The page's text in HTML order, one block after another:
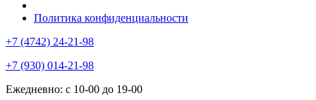
Политика конфиденциальности
+7 (4742) 24-21-98
+7 (930) 014-21-98
Ежедневно: с 10-00 до 19-00